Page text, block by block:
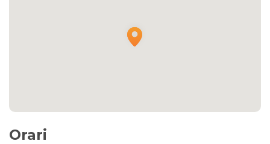
Orari